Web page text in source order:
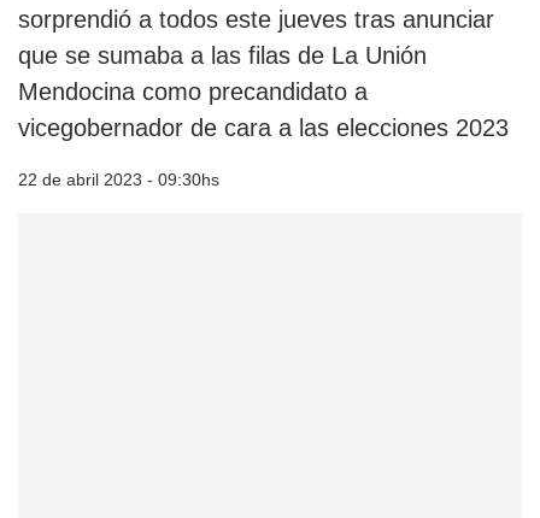
sorprendió a todos este jueves tras anunciar
que se sumaba a las filas de La Unión
Mendocina como precandidato a
vicegobernador de cara a las elecciones 2023
22 de abril 2023 - 09:30hs